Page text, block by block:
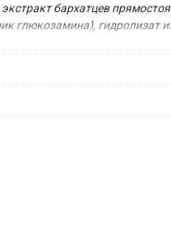
экстракт бархатцев
глюкозамина), гидролизат
Витамин A: 30000 ME,
Клиноптилолит